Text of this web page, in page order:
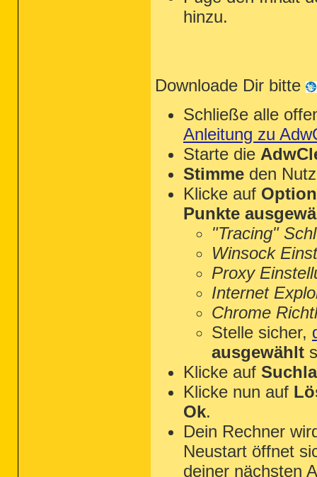
hinzu.
Downloade Dir bitte
Schließe alle
Anleitung zu
Starte die
Stimme den
Klicke auf
Punkte
"Tracing"
Winsock
Proxy
Internet
Chrome
Stelle sicher,
ausgewählt
Klicke auf
Klicke nun auf
Ok.
Dein Rechner
Neustart öffnet
deiner nächsten